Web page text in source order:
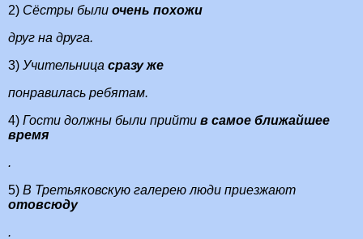
2) Сёстры были очень похожи
друг на друга.
3) Учительница сразу же
понравилась ребятам.
4) Гости должны были прийти в самое ближайшее
время
.
5) В Третьяковскую галерею люди приезжают
отовсюду
.